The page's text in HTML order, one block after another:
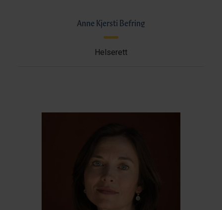
Anne Kjersti Befring
Helserett